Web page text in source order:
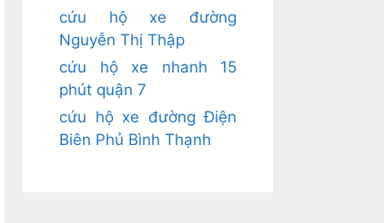
cứu hộ xe đường
Nguyễn Thị Thập
cứu hộ xe nhanh 15
phút quận 7
cứu hộ xe đường Điện
Biên Phủ Bình Thạnh